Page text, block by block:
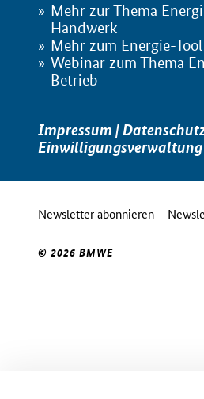
Mehr zur Thema
Handwerk
Mehr zum Energie-Tool
Webinar zum Thema
Betrieb
Impressum |
Einwilligungsverwaltung
Newsletter abonnieren
© 2026 BMWE